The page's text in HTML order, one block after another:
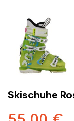
Skischuhe